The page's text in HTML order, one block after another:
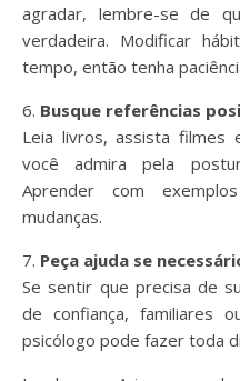
agradar, lembre-se de
verdadeira. Modificar
tempo, então tenha
6. Busque referências
Leia livros, assista filmes
você admira pela
Aprender com
mudanças.
7. Peça ajuda se
Se sentir que precisa de
de confiança, familiares
psicólogo pode fazer toda